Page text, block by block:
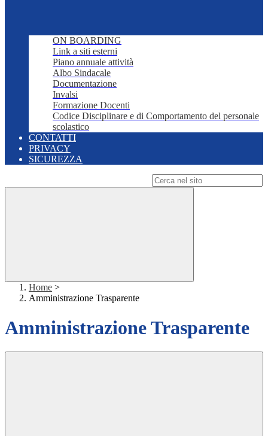
ON BOARDING
Link a siti esterni
Piano annuale attività
Albo Sindacale
Documentazione
Invalsi
Formazione Docenti
Codice Disciplinare e di Comportamento del personale
scolastico
CONTATTI
PRIVACY
SICUREZZA
Home >
Amministrazione Trasparente
Amministrazione Trasparente